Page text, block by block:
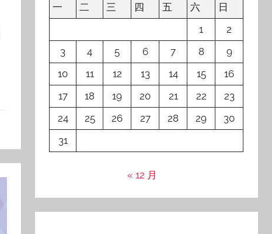
一
二 三 四 五 六
日
1
2
3
4 5 6 7 8
9
10
11 12 13 14 15
16
17
18 19 20 21 22
23
24
25 26 27 28 29
30
31
« 12 月